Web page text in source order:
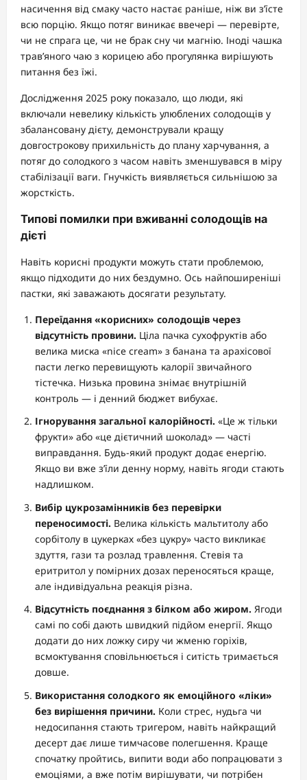
насичення від смаку часто настає раніше, ніж ви з’їсте
всю порцію. Якщо потяг виникає ввечері — перевірте,
чи не спрага це, чи не брак сну чи магнію. Іноді чашка
трав’яного чаю з корицею або прогулянка вирішують
питання без їжі.
Дослідження 2025 року показало, що люди, які
включали невелику кількість улюблених солодощів у
збалансовану дієту, демонстрували кращу
довгострокову прихильність до плану харчування, а
потяг до солодкого з часом навіть зменшувався в міру
стабілізації ваги. Гнучкість виявляється сильнішою за
жорсткість.
Типові помилки при вживанні солодощів на
дієті
Навіть корисні продукти можуть стати проблемою,
якщо підходити до них бездумно. Ось найпоширеніші
пастки, які заважають досягати результату.
Переїдання «корисних» солодощів через
відсутність провини. Ціла пачка сухофруктів або
велика миска «nice cream» з банана та арахісової
пасти легко перевищують калорії звичайного
тістечка. Низька провина знімає внутрішній
контроль — і денний бюджет вибухає.
Ігнорування загальної калорійності. «Це ж тільки
фрукти» або «це дієтичний шоколад» — часті
виправдання. Будь-який продукт додає енергію.
Якщо ви вже з’їли денну норму, навіть ягоди стають
надлишком.
Вибір цукрозамінників без перевірки
переносимості. Велика кількість мальтитолу або
сорбітолу в цукерках «без цукру» часто викликає
здуття, гази та розлад травлення. Стевія та
еритритол у помірних дозах переносяться краще,
але індивідуальна реакція різна.
Відсутність поєднання з білком або жиром. Ягоди
самі по собі дають швидкий підйом енергії. Якщо
додати до них ложку сиру чи жменю горіхів,
всмоктування сповільнюється і ситість тримається
довше.
Використання солодкого як емоційного «ліки»
без вирішення причини. Коли стрес, нудьга чи
недосипання стають тригером, навіть найкращий
десерт дає лише тимчасове полегшення. Краще
спочатку пройтись, випити води або попрацювати з
емоціями, а вже потім вирішувати, чи потрібен